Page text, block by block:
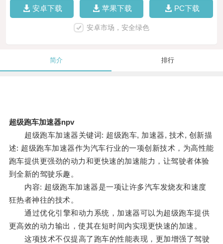
安卓下载 苹果下载 PC下载
安卓市场，安全绿色
简介 排行
超级跑车加速器npv
超级跑车加速器关键词: 超级跑车, 加速器, 技术, 创新描
述: 超级跑车加速器作为汽车行业的一项创新技术，为高性能
跑车提供更强劲的动力和更快速的加速能力，让驾驶者体验
到全新的驾驶乐趣。
内容: 超级跑车加速器是一项让许多汽车发烧友和速度
狂热者神往的技术。
通过优化引擎和动力系统，加速器可以为超级跑车提供
更高效的动力输出，使其在短时间内实现更快速的加速。
这项技术不仅提高了跑车的性能表现，更加增强了驾驶